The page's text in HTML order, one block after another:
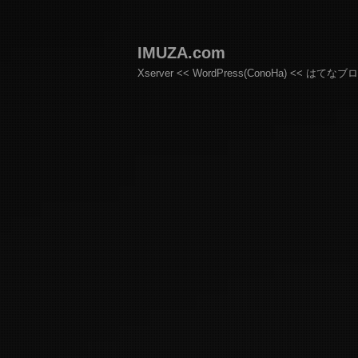
IMUZA.com
Xserver << WordPress(ConoHa) << はてなブ